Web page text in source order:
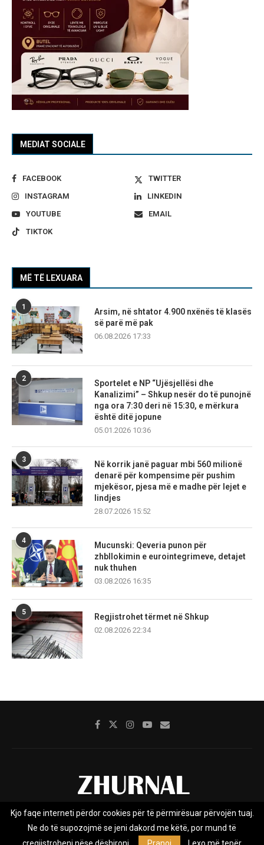
MEDIAT SOCIALE
FACEBOOK
TWITTER
INSTAGRAM
LINKEDIN
YOUTUBE
EMAIL
TIKTOK
MË TË LEXUARA
1
Arsim, në shtator 4.900 nxënës të klasës
së parë më pak
06.08.2026 17:33
2
Sportelet e NP “Ujësjellësi dhe
Kanalizimi” – Shkup nesër do të punojnë
nga ora 7:30 deri në 15:30, e mërkura
është ditë jopune
05.01.2026 10:36
3
Në korrik janë paguar mbi 560 milionë
denarë për kompensime për pushim
mjekësor, pjesa më e madhe për lejet e
lindjes
28.07.2026 15:52
4
Mucunski: Qeveria punon për
zhbllokimin e eurointegrimeve, detajet
nuk thuhen
03.08.2026 16:35
5
Regjistrohet tërmet në Shkup
02.08.2026 22:34
Rreth nesh Impresumi Marketing
Privacy Policy
Kjo faqe interneti përdor cookies për të përmirësuar përvojën tuaj.
Ne do të supozojmë se jeni dakord me këtë, por mund të